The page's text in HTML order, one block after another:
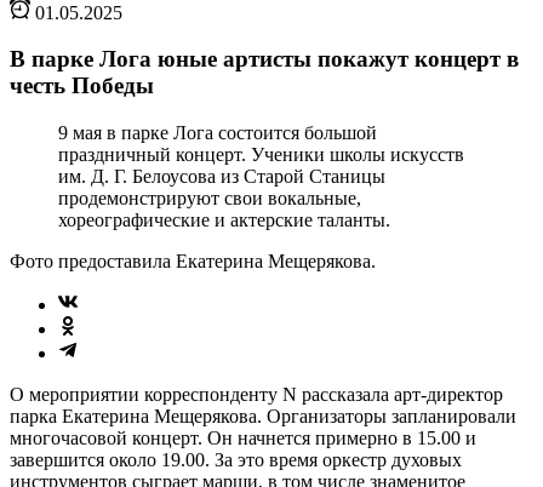
01.05.2025
В парке Лога юные артисты покажут концерт в
честь Победы
9 мая в парке Лога состоится большой
праздничный концерт. Ученики школы искусств
им. Д. Г. Белоусова из Старой Станицы
продемонстрируют свои вокальные,
хореографические и актерские таланты.
Фото предоставила Екатерина Мещерякова.
О мероприятии корреспонденту N рассказала арт-директор
парка Екатерина Мещерякова. Организаторы запланировали
многочасовой концерт. Он начнется примерно в 15.00 и
завершится около 19.00. За это время оркестр духовых
инструментов сыграет марши, в том числе знаменитое